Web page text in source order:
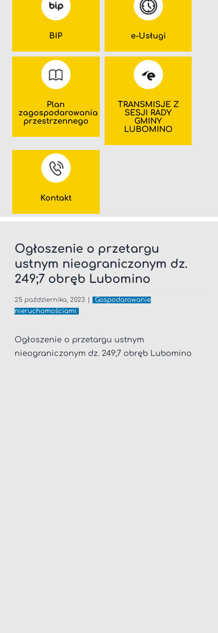
BIP e-Usługi
Plan
zagospodarowania
przestrzennego
TRANSMISJE Z
SESJI RADY
GMINY
LUBOMINO
Kontakt
Ogłoszenie o przetargu
ustnym nieograniczonym dz.
249;7 obręb Lubomino
25 października, 2023
Gospodarowanie
nieruchomościami
Ogłoszenie o przetargu ustnym
nieograniczonym dz. 249;7 obręb Lubomino